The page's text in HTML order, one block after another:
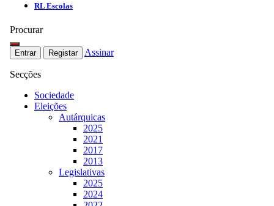
RL Escolas
Procurar
Entrar Registar Assinar
Secções
Sociedade
Eleições
Autárquicas
2025
2021
2017
2013
Legislativas
2025
2024